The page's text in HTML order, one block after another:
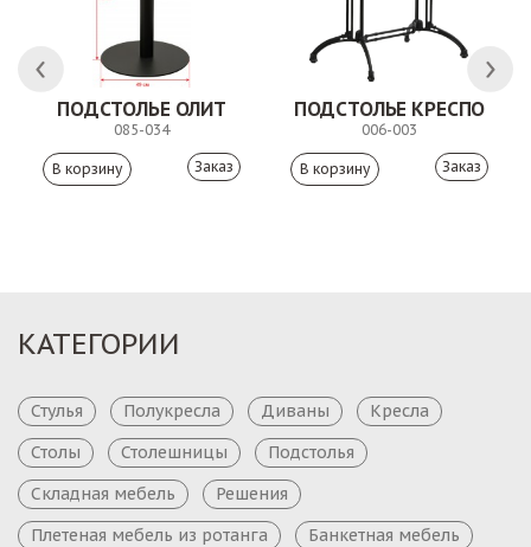
ПОДСТОЛЬЕ ОЛИТ
085-034
Заказ
ПОДСТОЛЬЕ КРЕСПО
006-003
Заказ
КАТЕГОРИИ
Стулья Полукресла Диваны
Кресла
Столы
Столешницы
Подстолья
Складная мебель
Решения
Плетеная мебель из ротанга
Банкетная мебель